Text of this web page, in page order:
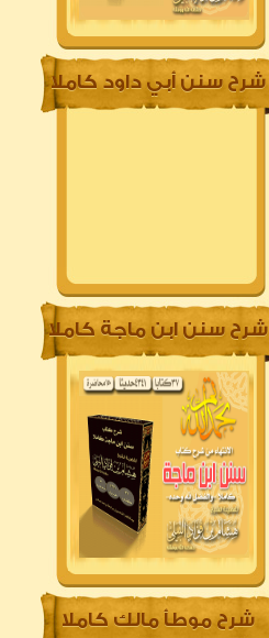
شرح سنن أبي داود كاملا
شرح سنن ابن ماجة كاملا
شرح موطأ مالك كاملا